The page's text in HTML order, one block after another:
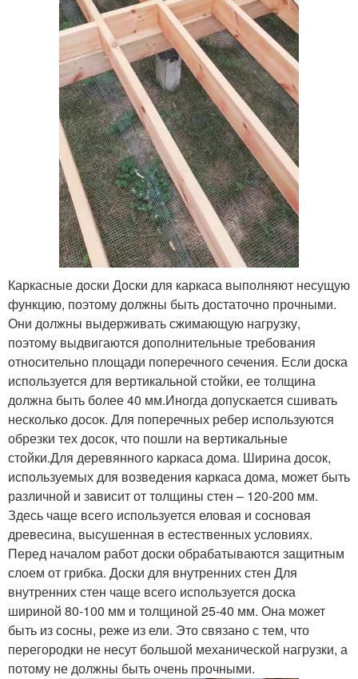
Каркасные доски Доски для каркаса выполняют несущую
функцию, поэтому должны быть достаточно прочными.
Они должны выдерживать сжимающую нагрузку,
поэтому выдвигаются дополнительные требования
относительно площади поперечного сечения. Если доска
используется для вертикальной стойки, ее толщина
должна быть более 40 мм.Иногда допускается сшивать
несколько досок. Для поперечных ребер используются
обрезки тех досок, что пошли на вертикальные
стойки.Для деревянного каркаса дома. Ширина досок,
используемых для возведения каркаса дома, может быть
различной и зависит от толщины стен – 120-200 мм.
Здесь чаще всего используется еловая и сосновая
древесина, высушенная в естественных условиях.
Перед началом работ доски обрабатываются защитным
слоем от грибка. Доски для внутренних стен Для
внутренних стен чаще всего используется доска
шириной 80-100 мм и толщиной 25-40 мм. Она может
быть из сосны, реже из ели. Это связано с тем, что
перегородки не несут большой механической нагрузки, а
потому не должны быть очень прочными.